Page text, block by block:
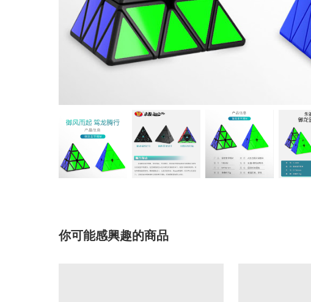
你可能感興趣的商品